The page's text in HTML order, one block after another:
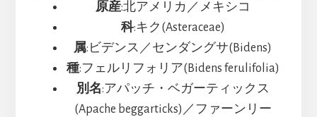
原産:北アメリカ／メキシコ
科:キク(Asteraceae)
属:ビデンス／センダングサ(Bidens)
種:フェルリフォリア(Bidens ferulifolia)
別名:アパッチ・ベガーティックス
(Apache beggarticks)／ファーンリー